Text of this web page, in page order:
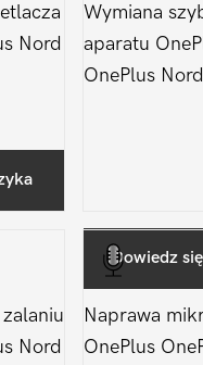
Nord
Wymiana
aparatu
OnePlus
Dowiedz
Nord
Naprawa
OnePlus